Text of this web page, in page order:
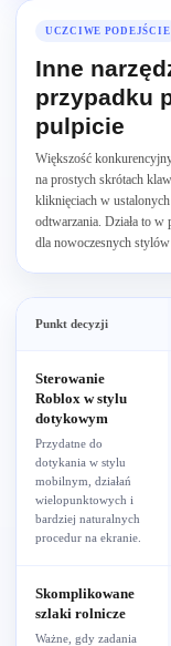
UCZCIWE PODEJŚCIE
Inne
przypadku
pulpicie
Większość
na prostych skrótach
kliknięciach w
odtwarzania. Działa to
dla nowoczesnych
Punkt decyzji
Sterowanie
Roblox w stylu
dotykowym
Przydatne do
dotykania w stylu
mobilnym, działań
wielopunktowych i
bardziej naturalnych
procedur na ekranie.
Skomplikowane
szlaki rolnicze
Ważne, gdy zadania